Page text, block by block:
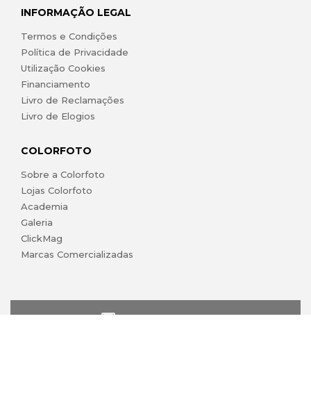
INFORMAÇÃO LEGAL
Termos e Condições
Política de Privacidade
Utilização Cookies
Financiamento
Livro de Reclamações
Livro de Elogios
COLORFOTO
Sobre a Colorfoto
Lojas Colorfoto
Academia
Galeria
ClickMag
Marcas Comercializadas
lojaonline@colorfoto.pt